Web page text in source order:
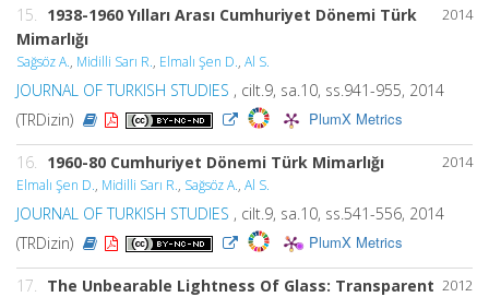
2014
15.
1938-1960 Yılları Arası Cumhuriyet Dönemi Türk
Mimarlığı
Sağsöz A., Midilli Sarı R., Elmalı Şen D., Al S.
JOURNAL OF TURKISH STUDIES , cilt.9, sa.10, ss.941-955, 2014
(TRDizin)
PlumX Metrics
2014
16. 1960-80 Cumhuriyet Dönemi Türk Mimarlığı
Elmalı Şen D., Midilli Sarı R., Sağsöz A., Al S.
JOURNAL OF TURKISH STUDIES , cilt.9, sa.10, ss.541-556, 2014
(TRDizin)
PlumX Metrics
2012
17.
The Unbearable Lightness Of Glass: Transparent